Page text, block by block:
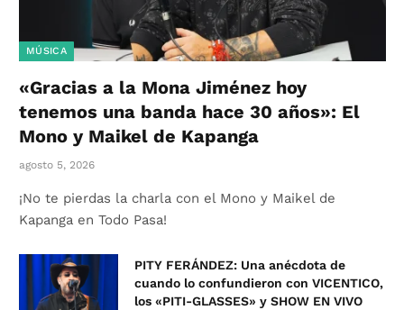
MÚSICA
«Gracias a la Mona Jiménez hoy
tenemos una banda hace 30 años»: El
Mono y Maikel de Kapanga
agosto 5, 2026
¡No te pierdas la charla con el Mono y Maikel de
Kapanga en Todo Pasa!
PITY FERÁNDEZ: Una anécdota de
cuando lo confundieron con VICENTICO,
los «PITI-GLASSES» y SHOW EN VIVO